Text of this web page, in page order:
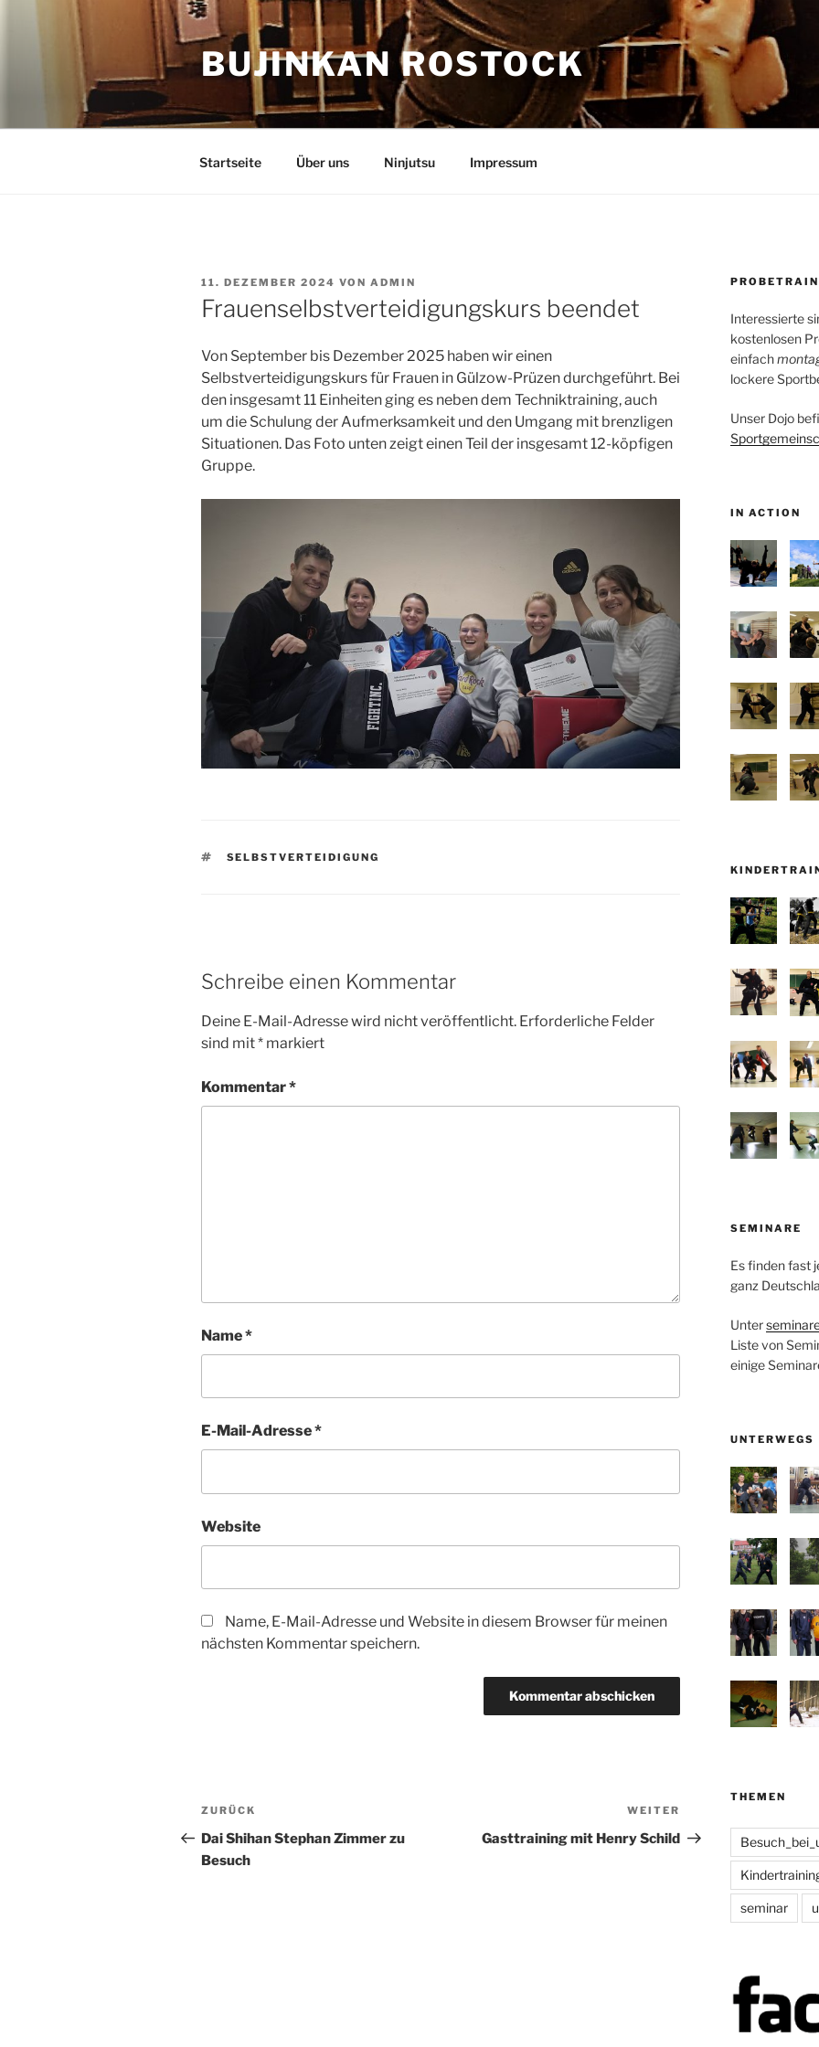
BUJINKAN ROSTOCK
Startseite Über uns Ninjutsu Impressum
VERÖFFENTLICHT
AM
11. DEZEMBER 2024 VON ADMIN
Frauenselbstverteidigungskurs beendet
Von September bis Dezember 2025 haben wir einen
Selbstverteidigungskurs für Frauen in Gülzow-Prüzen durchgeführt. Bei
den insgesamt 11 Einheiten ging es neben dem Techniktraining, auch
um die Schulung der Aufmerksamkeit und den Umgang mit brenzligen
Situationen. Das Foto unten zeigt einen Teil der insgesamt 12-köpfigen
Gruppe.
SCHLAGWÖRTER
SELBSTVERTEIDIGUNG
Schreibe einen Kommentar
Deine E-Mail-Adresse wird nicht veröffentlicht. Erforderliche Felder
sind mit* markiert
Kommentar*
Name*
E-Mail-Adresse*
Website
Name, E-Mail-Adresse und Website in diesem Browser für meinen
nächsten Kommentar speichern.
Beitragsnavigation
Vorheriger
Beitrag
ZURÜCK
Dai Shihan Stephan Zimmer zu
Besuch
Beitrag
WEITER
Gasttraining mit Henry Schild
Interessierte
kostenlosen
einfach
lockere
Unser Dojo
IN ACTION
SEMINARE
Es finden fast
ganz
Unter
Liste von
einige
UNTERWEGS
THEMEN
seminar